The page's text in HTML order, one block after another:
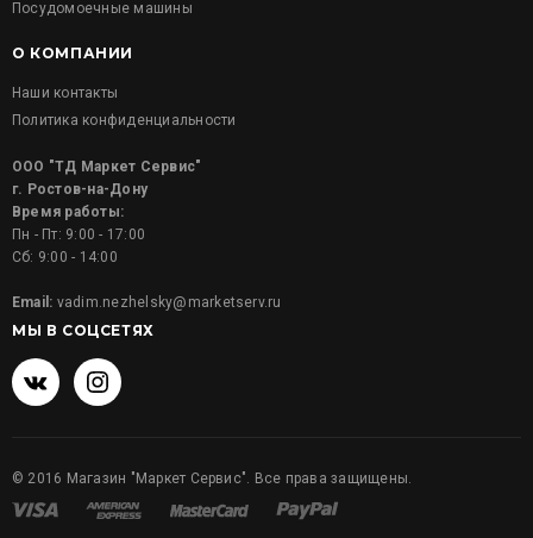
Посудомоечные машины
О КОМПАНИИ
Наши контакты
Политика конфиденциальности
ООО "ТД Маркет Сервис"
г. Ростов-на-Дону
Время работы:
Пн - Пт: 9:00 - 17:00
Сб: 9:00 - 14:00
Email: vadim.nezhelsky@marketserv.ru
МЫ В СОЦСЕТЯХ
© 2016 Магазин "Маркет Сервис". Все права защищены.